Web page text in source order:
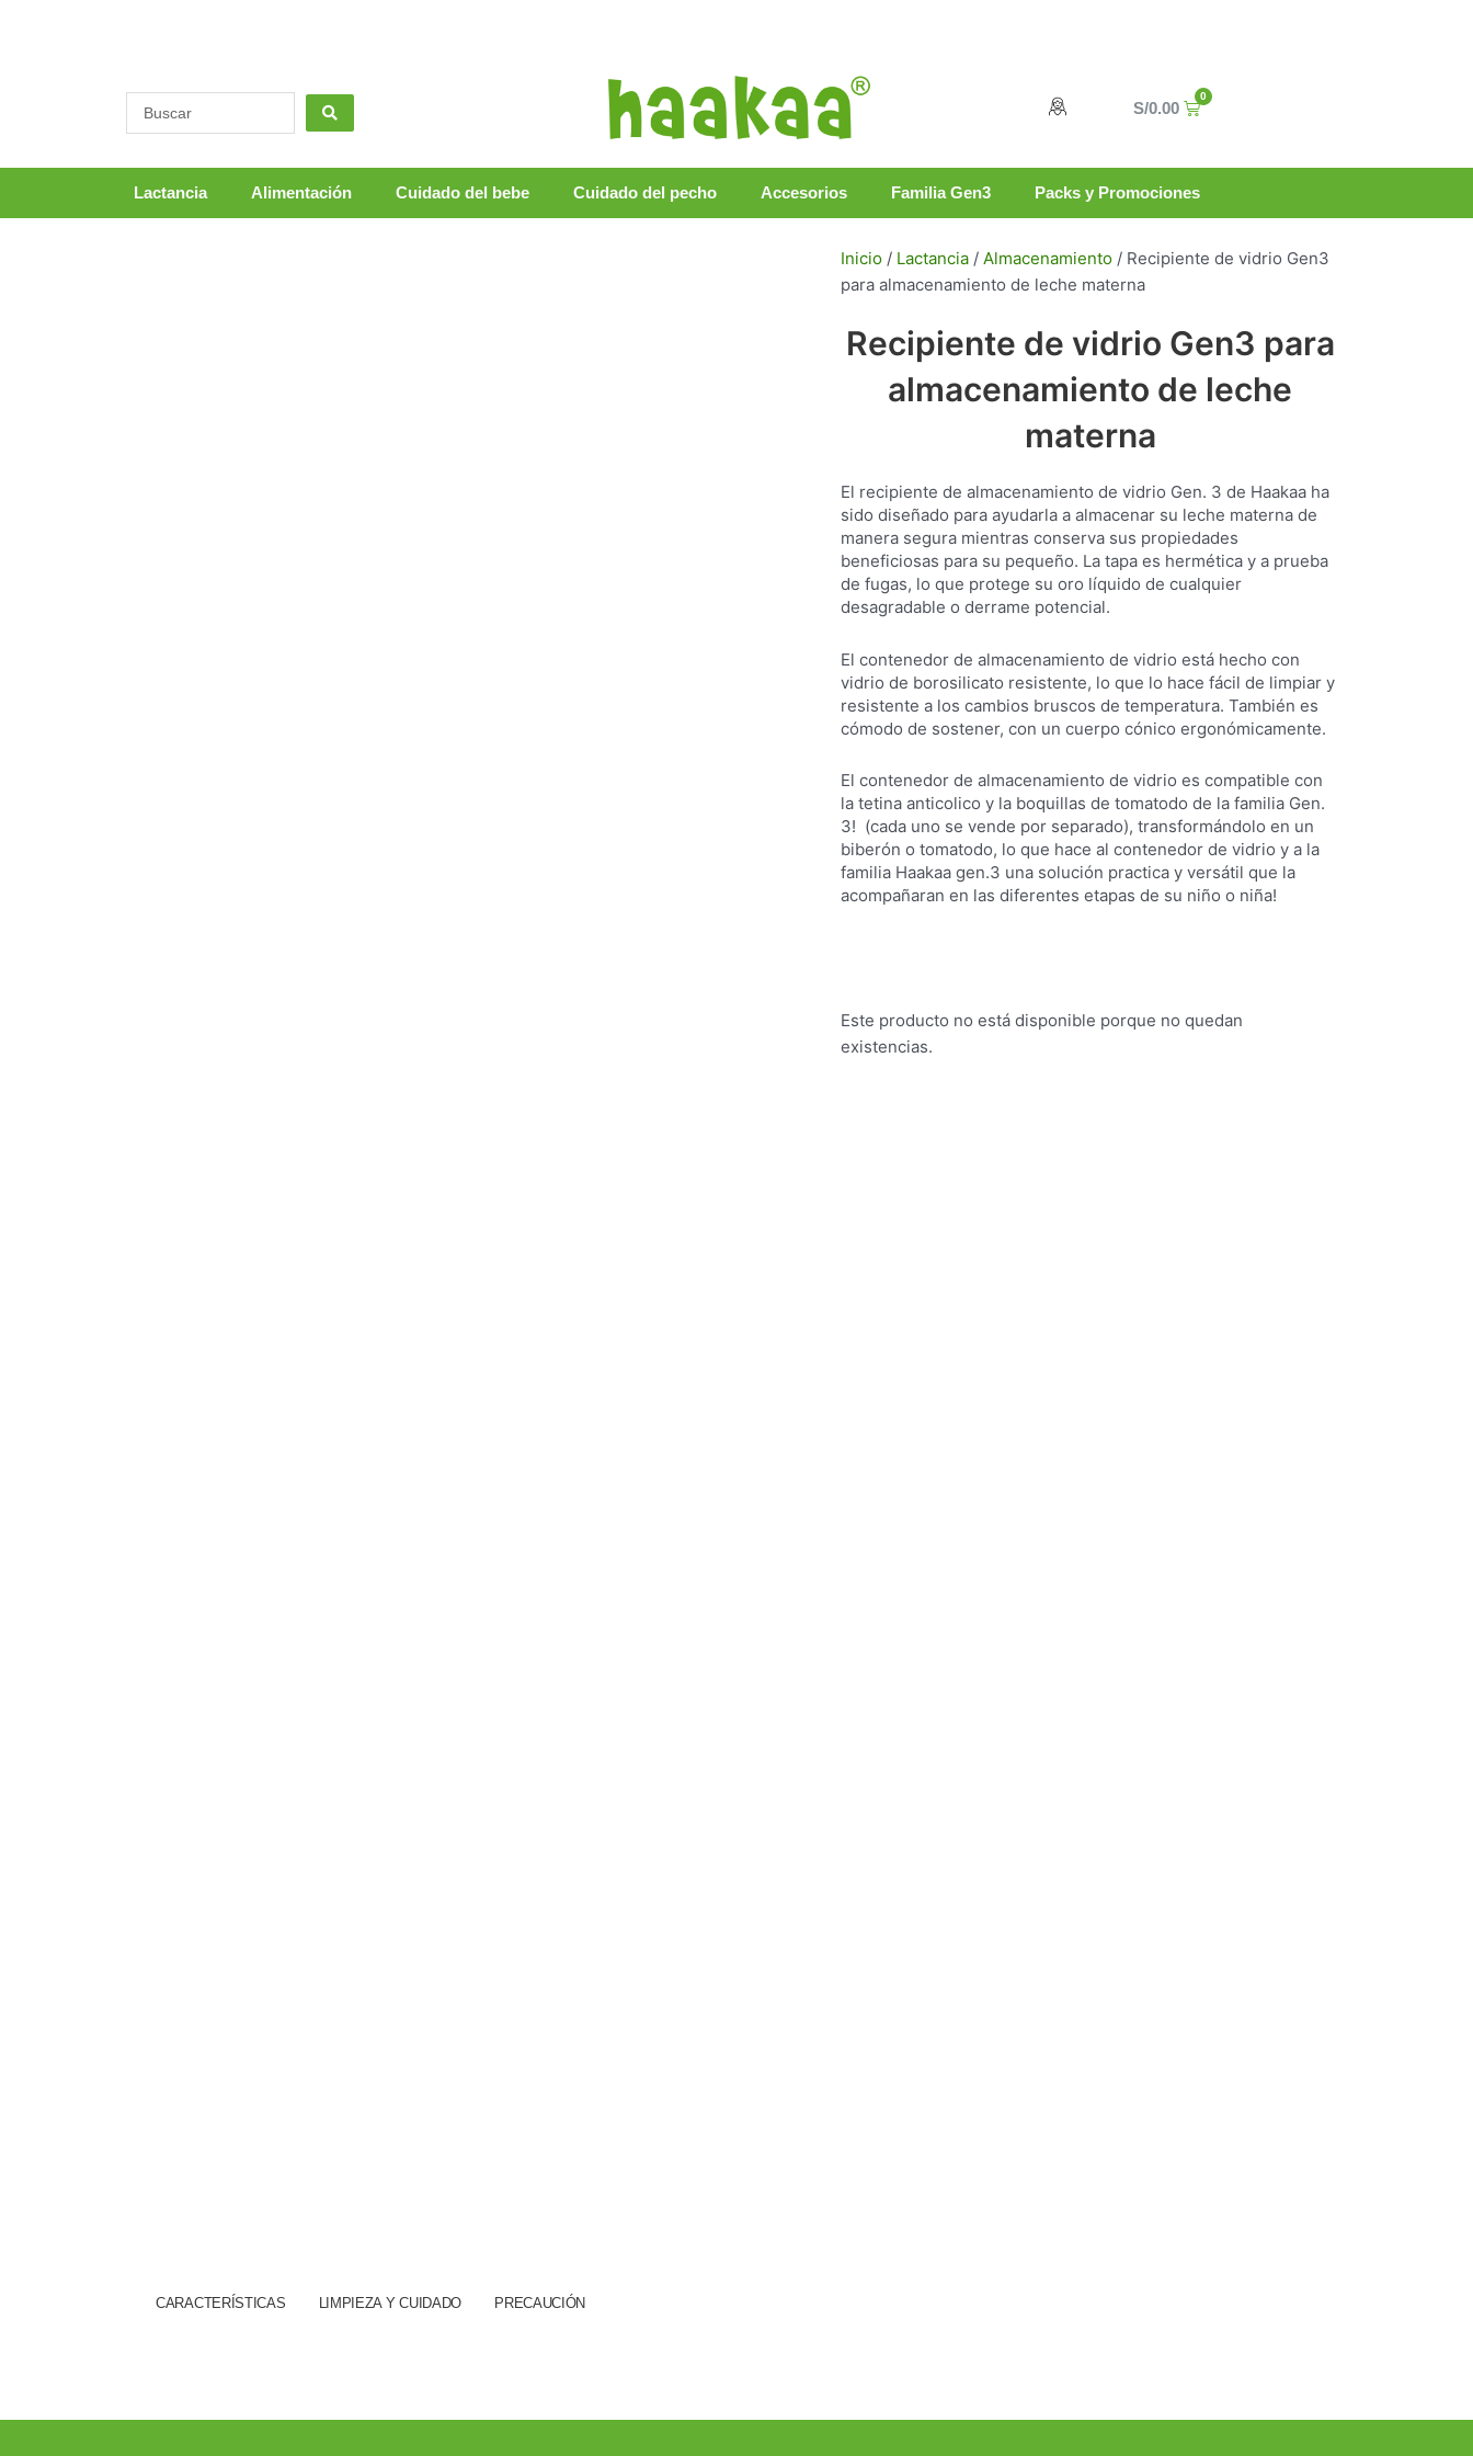
S/0.00
0
Carrito
Lactancia Alimentación Cuidado del bebe Cuidado del pecho Accesorios Familia Gen3 Packs y Promociones
Inicio / Lactancia /Almacenamiento / Recipiente de vidrio Gen3
para almacenamiento de leche materna
Recipiente de vidrio Gen3 para
almacenamiento de leche
materna
El recipiente de almacenamiento de vidrio Gen. 3 de Haakaa ha
sido diseñado para ayudarla a almacenar su leche materna de
manera segura mientras conserva sus propiedades
beneficiosas para su pequeño. La tapa es hermética y a prueba
de fugas, lo que protege su oro líquido de cualquier
desagradable o derrame potencial.
El contenedor de almacenamiento de vidrio está hecho con
vidrio de borosilicato resistente, lo que lo hace fácil de limpiar y
resistente a los cambios bruscos de temperatura. También es
cómodo de sostener, con un cuerpo cónico ergonómicamente.
El contenedor de almacenamiento de vidrio es compatible con
la tetina anticolico y la boquillas de tomatodo de la familia Gen.
3! (cada uno se vende por separado), transformándolo en un
biberón o tomatodo, lo que hace al contenedor de vidrio y a la
familia Haakaa gen.3 una solución practica y versátil que la
acompañaran en las diferentes etapas de su niño o niña!
Este producto no está disponible porque no quedan
existencias.
CARACTERÍSTICAS LIMPIEZA Y CUIDADO PRECAUCIÓN